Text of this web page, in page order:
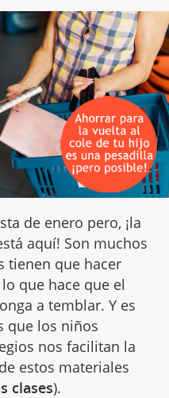
de enero pero, ¡la
aquí! Son muchos
tienen que hacer
que hace que el
a temblar. Y es
que los niños
nos facilitan la
estos materiales
clases).